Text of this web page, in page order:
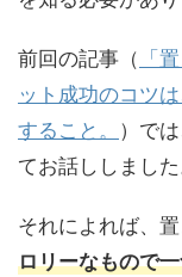
前回の記事（ 「
ット成功のコツ
すること。 ）で
てお話ししました
それによれば、
ロリーなもので